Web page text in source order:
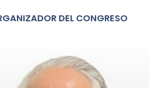
DEL CONGRESO